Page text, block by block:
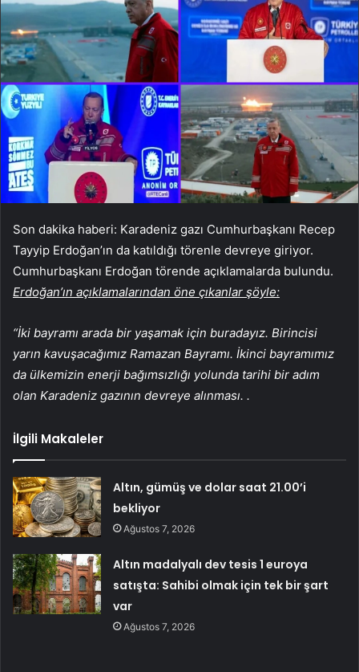
Son dakika haberi: Karadeniz gazı Cumhurbaşkanı Recep
Tayyip Erdoğan’ın da katıldığı törenle devreye giriyor.
Cumhurbaşkanı Erdoğan törende açıklamalarda bulundu.
Erdoğan’ın açıklamalarından öne çıkanlar şöyle:
“İki bayramı arada bir yaşamak için buradayız. Birincisi
yarın kavuşacağımız Ramazan Bayramı. İkinci bayramımız
da ülkemizin enerji bağımsızlığı yolunda tarihi bir adım
olan Karadeniz gazının devreye alınması. .
İlgili Makaleler
Altın, gümüş ve dolar saat 21.00’i
bekliyor
Ağustos 7, 2026
Altın madalyalı dev tesis 1 euroya
satışta: Sahibi olmak için tek bir şart
var
Ağustos 7, 2026